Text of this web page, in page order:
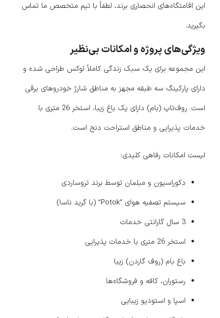
این اقامتگاه‌های انحصاری برند، لطفاً با تیم متخصص ما تماس
بگیرید.
ویژگی‌های پروژه و امکانات بی‌نظیر
این مجموعه برای یک سبک زندگی کاملاً لوکس طراحی شده و
دارای پارکینگ سه طبقه مجهز به مناطق شارژ خودروهای برقی
است. روف‌تاپ (بام) دارای یک باغ زیبا، استخر 26 متری با
خدمات پذیرایی و مناطق استراحت دنج است.
لیست امکانات رفاهی کلیدی:
دکوراسیون و مبلمان توسط برند تروساردی
سیستم تصفیه هوای “Potok” (با گرید ناسا)
3 سال گارانتی خدمات
استخر 26 متری با خدمات پذیرایی
باغ بام (روف گاردن) زیبا
رستوران، کافه و فروشگاه‌ها
اسپا و استودیو زیبایی